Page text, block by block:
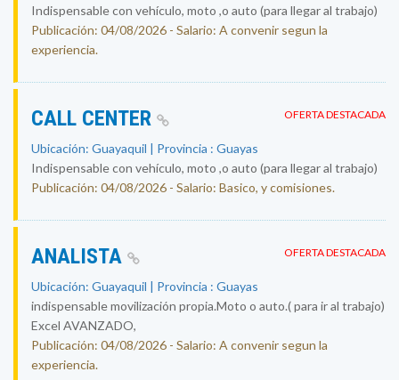
Indispensable con vehículo, moto ,o auto (para llegar al trabajo)
Publicación: 04/08/2026 - Salario: A convenir segun la
experiencia.
OFERTA DESTACADA
CALL CENTER
Ubicación: Guayaquil | Provincia : Guayas
Indispensable con vehículo, moto ,o auto (para llegar al trabajo)
Publicación: 04/08/2026 - Salario: Basico, y comisiones.
OFERTA DESTACADA
ANALISTA
Ubicación: Guayaquil | Provincia : Guayas
indispensable movilización propia.Moto o auto.( para ir al trabajo)
Excel AVANZADO,
Publicación: 04/08/2026 - Salario: A convenir segun la
experiencia.